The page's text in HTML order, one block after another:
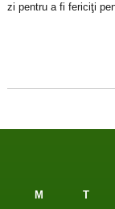
zi pentru a fi fericiţi
M T